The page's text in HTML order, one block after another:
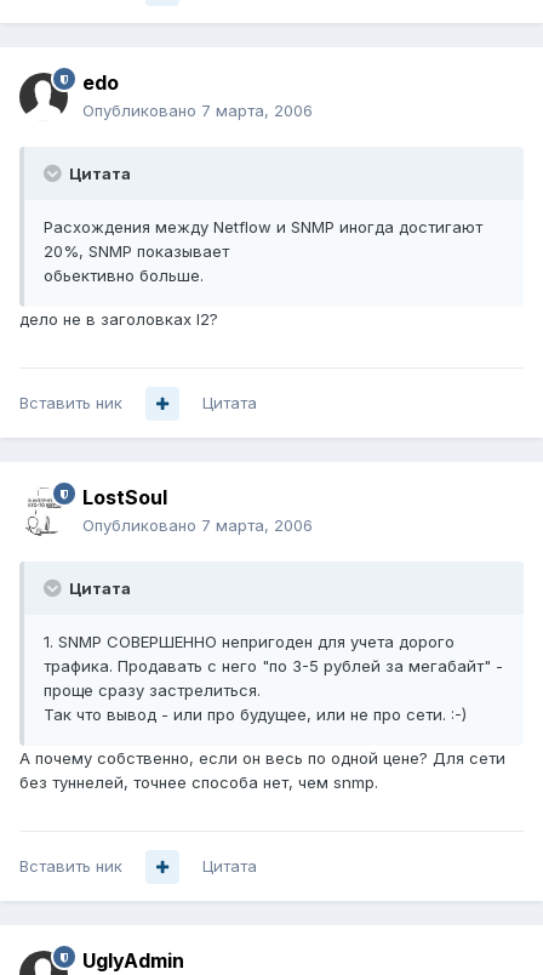
edo
Опубликовано 7 марта, 2006
Цитата
Расхождения между Netflow и SNMP иногда достигают
20%, SNMP показывает
обьективно больше.
дело не в заголовках l2?
Вставить ник Цитата
LostSoul
Опубликовано 7 марта, 2006
Цитата
1. SNMP СОВЕРШЕННО непригоден для учета дорого
трафика. Продавать с него "по 3-5 рублей за мегабайт" -
проще сразу застрелиться.
Так что вывод - или про будущее, или не про сети. :-)
А почему собственно, если он весь по одной цене? Для сети
без туннелей, точнее способа нет, чем snmp.
Вставить ник Цитата
UglyAdmin